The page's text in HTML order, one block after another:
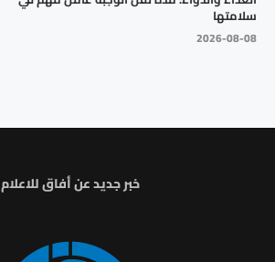
سلامتها
2026-08-08
خبر جديد عن أفاق للاعلام